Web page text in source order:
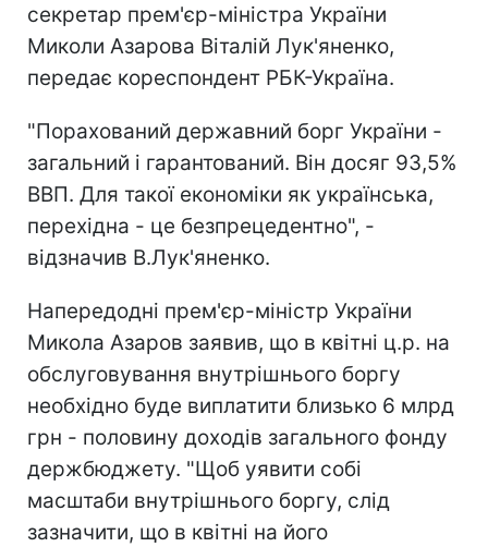
секретар прем'єр-міністра України
Миколи Азарова Віталій Лук'яненко,
передає кореспондент РБК-Україна.
"Порахований державний борг України -
загальний і гарантований. Він досяг 93,5%
ВВП. Для такої економіки як українська,
перехідна - це безпрецедентно", -
відзначив В.Лук'яненко.
Напередодні прем'єр-міністр України
Микола Азаров заявив, що в квітні ц.р. на
обслуговування внутрішнього боргу
необхідно буде виплатити близько 6 млрд
грн - половину доходів загального фонду
держбюджету. "Щоб уявити собі
масштаби внутрішнього боргу, слід
зазначити, що в квітні на його